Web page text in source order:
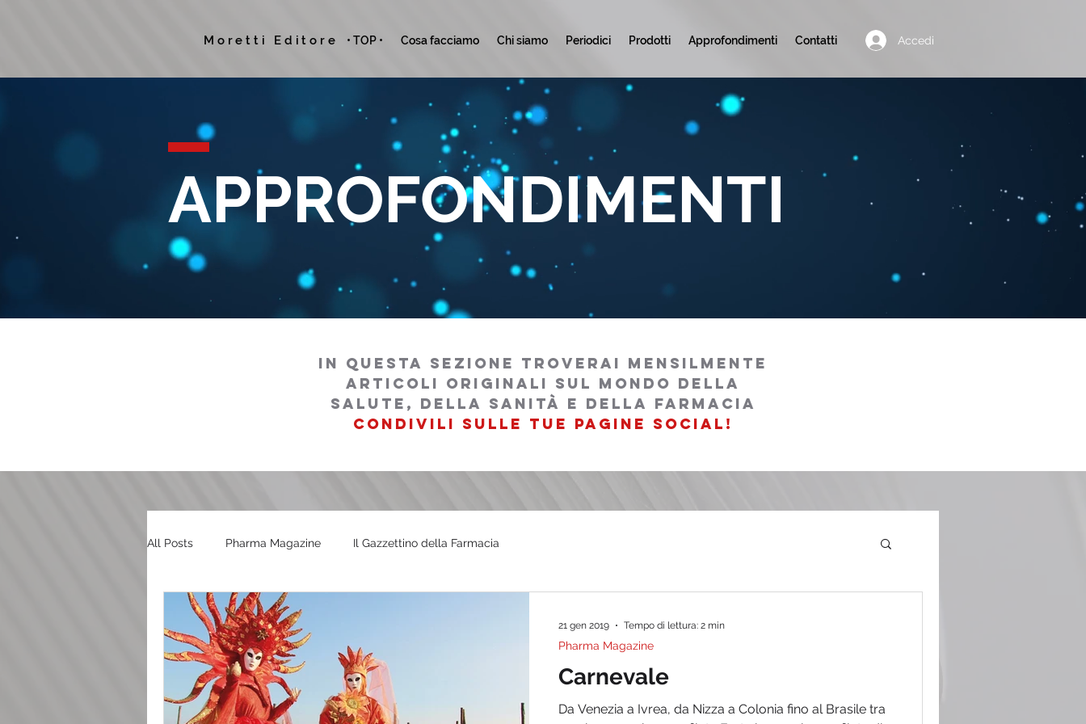
Moretti Editore • TOP • Cosa facciamo Chi siamo Periodici Prodotti Approfondimenti Contatti Accedi
APPROFONDIMENTI
in questa sezione troverai mensilmente
articoli originali sul mondo della
salutE, della sanità e della farmacia
condivili sulle tue pagine social!
All Posts Pharma Magazine Il Gazzettino della Farmacia
Carnevale
Da Venezia a Ivrea, da Nizza a Colonia fino al Brasile tra
Pharma Magazine
21 gen 2019 Tempo di lettura: 2 min